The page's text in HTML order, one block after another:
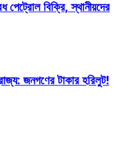
পেট্রোল বিক্রি, স্থানীয়দের
জনগণের টাকার হরিলুট!